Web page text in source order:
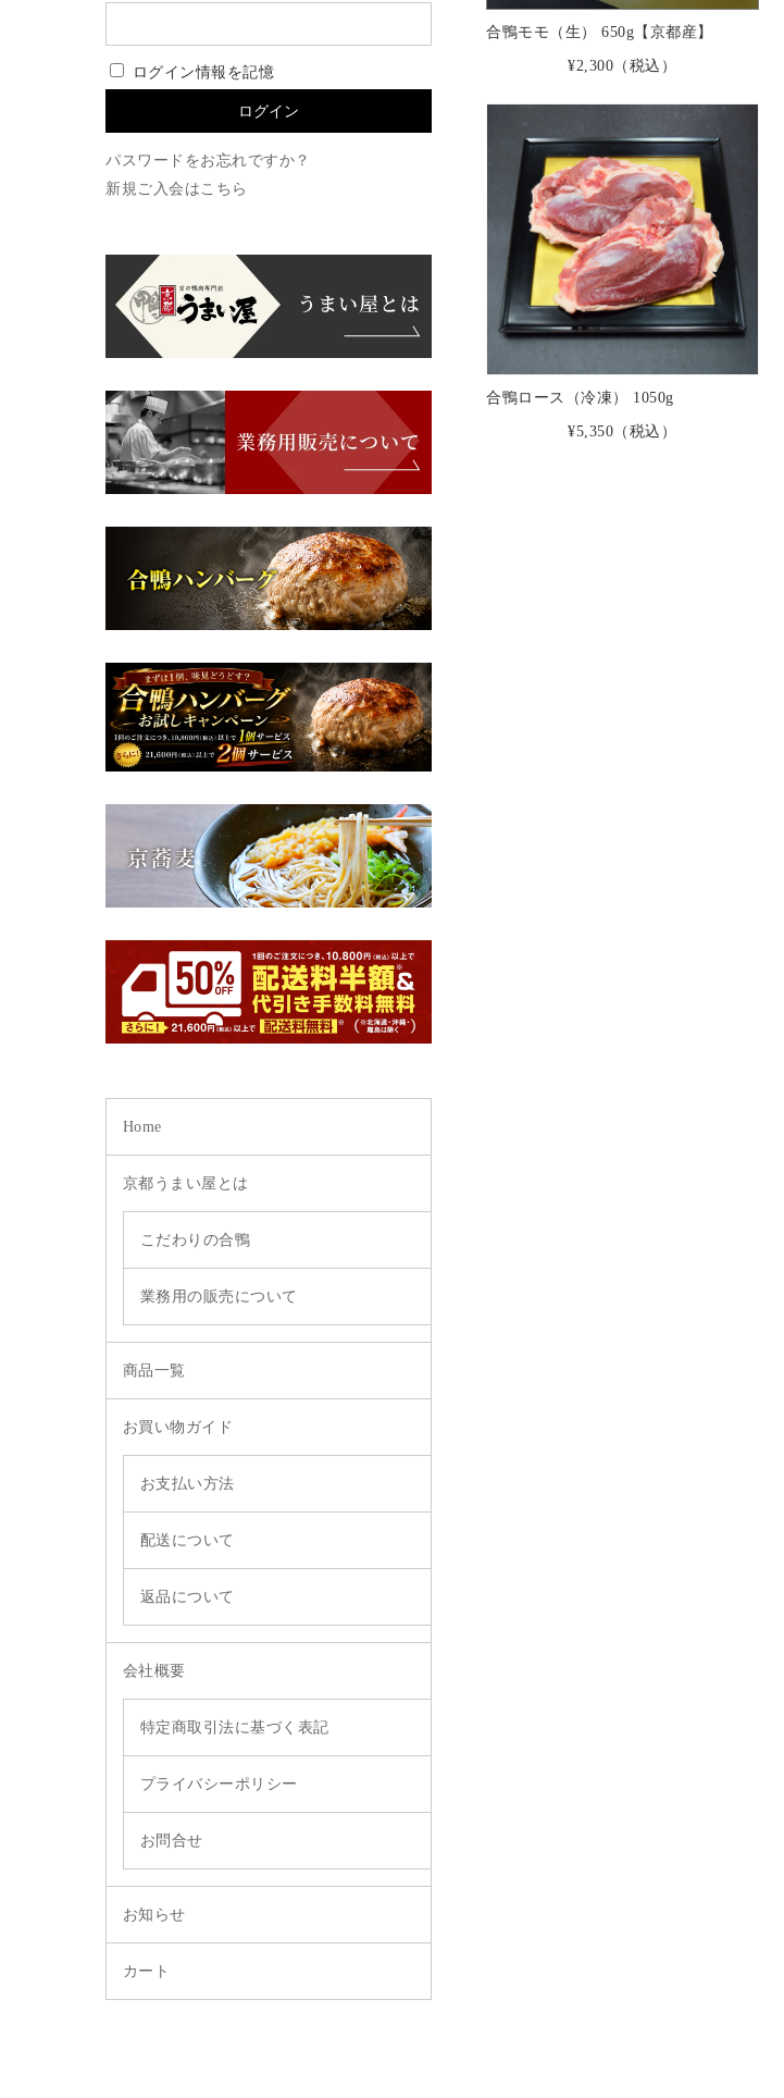
合鴨モモ（生） 650g【京都産】
¥2,300 （税込）
合鴨ロース（冷凍） 1050g
¥5,350 （税込）
ログイン情報を記憶
パスワードをお忘れですか？
新規ご入会はこちら
Home
京都うまい屋とは
こだわりの合鴨
業務用の販売について
商品一覧
お買い物ガイド
お支払い方法
配送について
返品について
会社概要
特定商取引法に基づく表記
プライバシーポリシー
お問合せ
お知らせ
カート